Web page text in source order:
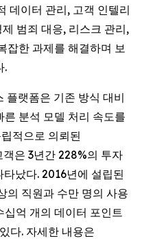
데이터 관리, 고객 인텔리
범죄 대응, 리스크 관리,
잡한 과제를 해결하며 보
.
랫폼은 기존 방식 대비
분석 모델 처리 속도를
적으로 의뢰된
은 3년간 228%의 투자
났다. 2016년에 설립된
직원과 수만 명의 사용
억 개의 데이터 포인트
다. 자세한 내용은